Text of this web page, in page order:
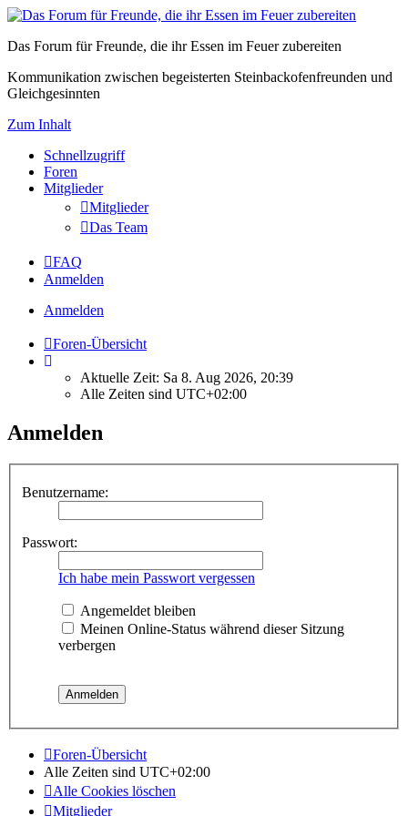
Das Forum für Freunde, die ihr Essen im Feuer zubereiten
Kommunikation zwischen begeisterten Steinbackofenfreunden und
Gleichgesinnten
Zum Inhalt
Schnellzugriff
Foren
Mitglieder
Mitglieder
Das Team
FAQ
Anmelden
Anmelden
Foren-Übersicht
Aktuelle Zeit: Sa 8. Aug 2026, 20:39
Alle Zeiten sind UTC+02:00
Anmelden
Benutzername:
Passwort:
Ich habe mein Passwort vergessen
Angemeldet bleiben
Meinen Online-Status während dieser Sitzung
verbergen
Foren-Übersicht
Alle Zeiten sind UTC+02:00
Alle Cookies löschen
Mitglieder